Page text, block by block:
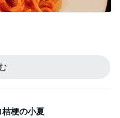
桔梗の小夏